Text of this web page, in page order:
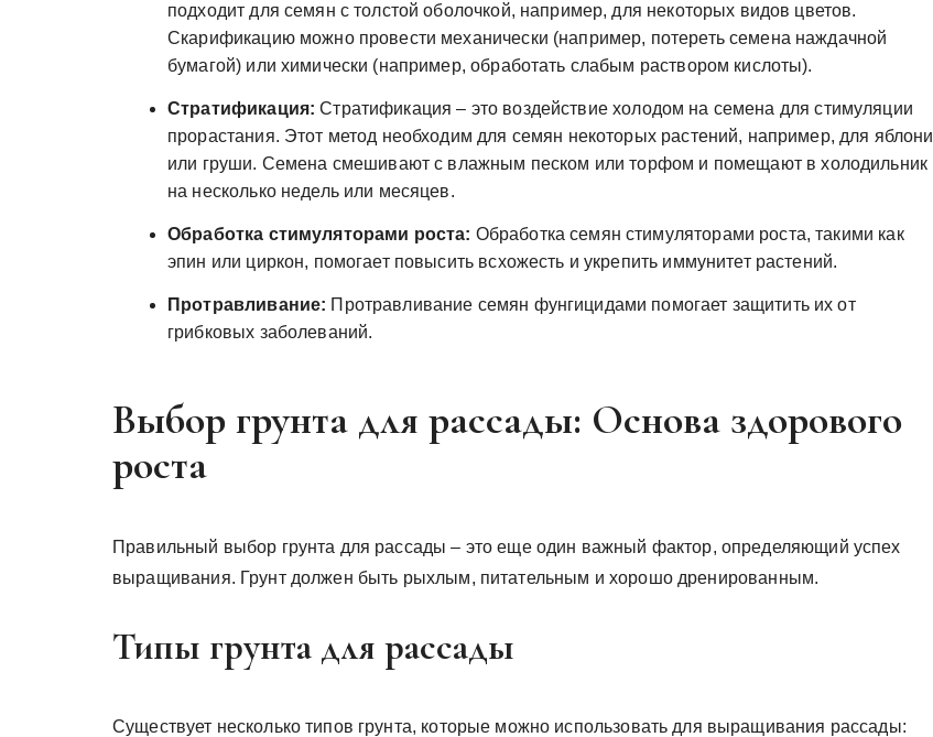
подходит для семян с толстой оболочкой, например, для некоторых видов цветов.
Скарификацию можно провести механически (например, потереть семена наждачной
бумагой) или химически (например, обработать слабым раствором кислоты).
Стратификация: Стратификация – это воздействие холодом на семена для стимуляции
прорастания. Этот метод необходим для семян некоторых растений, например, для яблони
или груши. Семена смешивают с влажным песком или торфом и помещают в холодильник
на несколько недель или месяцев.
Обработка стимуляторами роста: Обработка семян стимуляторами роста, такими как
эпин или циркон, помогает повысить всхожесть и укрепить иммунитет растений.
Протравливание: Протравливание семян фунгицидами помогает защитить их от
грибковых заболеваний.
Выбор грунта для рассады: Основа здорового
роста
Правильный выбор грунта для рассады – это еще один важный фактор, определяющий успех
выращивания. Грунт должен быть рыхлым, питательным и хорошо дренированным.
Типы грунта для рассады
Существует несколько типов грунта, которые можно использовать для выращивания рассады: